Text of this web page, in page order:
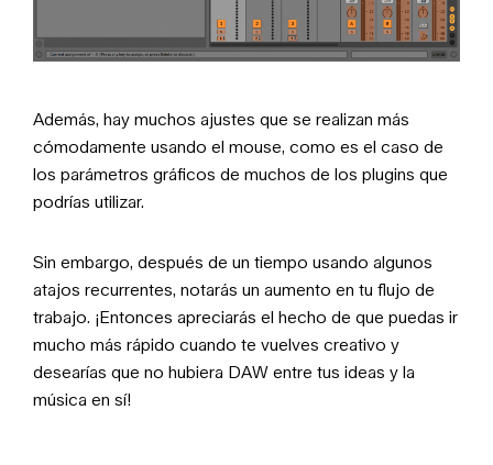
Además, hay muchos ajustes que se realizan más
cómodamente usando el mouse, como es el caso de
los parámetros gráficos de muchos de los plugins que
podrías utilizar.
Sin embargo, después de un tiempo usando algunos
atajos recurrentes, notarás un aumento en tu flujo de
trabajo. ¡Entonces apreciarás el hecho de que puedas ir
mucho más rápido cuando te vuelves creativo y
desearías que no hubiera DAW entre tus ideas y la
música en sí!